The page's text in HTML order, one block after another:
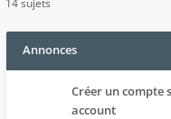
14 sujets
Annonces
Créer un compte
account